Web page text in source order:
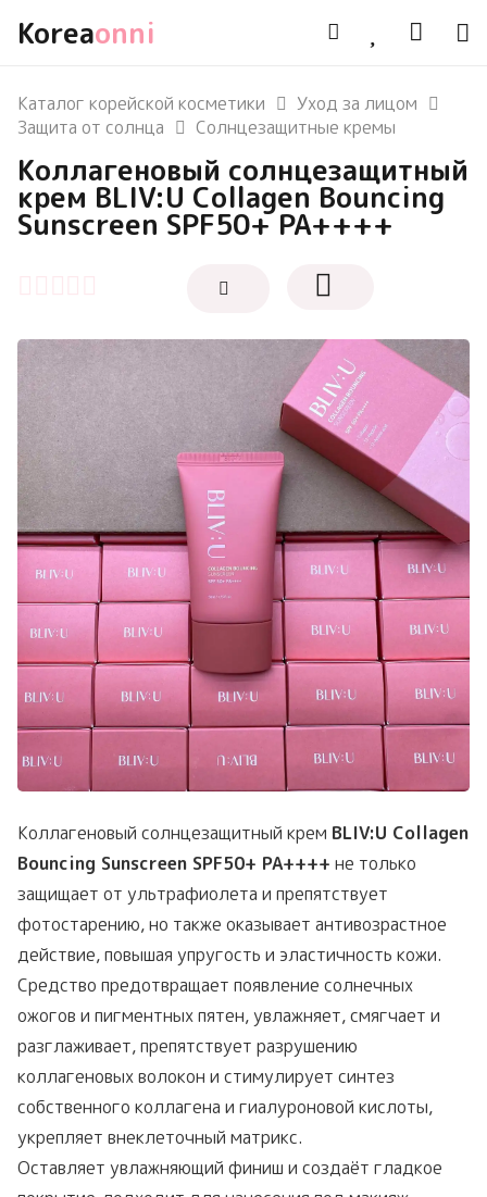
Koreaonni
Каталог корейской косметики
Уход за лицом
Защита от солнца
Солнцезащитные кремы
Коллагеновый солнцезащитный
крем BLIV:U Collagen Bouncing
Sunscreen SPF50+ PA++++
Коллагеновый солнцезащитный крем BLIV:U Collagen
Bouncing Sunscreen SPF50+ PA++++ не только
защищает от ультрафиолета и препятствует
фотостарению, но также оказывает антивозрастное
действие, повышая упругость и эластичность кожи.
Средство предотвращает появление солнечных
ожогов и пигментных пятен, увлажняет, смягчает и
разглаживает, препятствует разрушению
коллагеновых волокон и стимулирует синтез
собственного коллагена и гиалуроновой кислоты,
укрепляет внеклеточный матрикс.
Оставляет увлажняющий финиш и создаёт гладкое